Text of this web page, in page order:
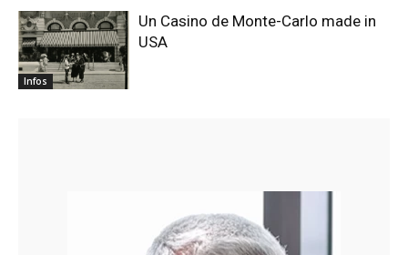
Infos
Un Casino de Monte-Carlo made in
USA